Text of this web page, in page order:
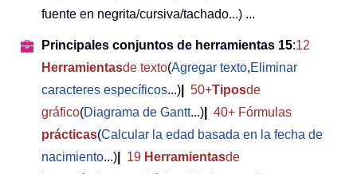
fuente en negrita/cursiva/tachado...) ...
Principales conjuntos de herramientas 15:12
Herramientasde texto(Agregar texto,Eliminar
caracteres específicos...) 50+Tiposde
gráfico(Diagrama de Gantt...)
40+ Fórmulas
prácticas(Calcular la edad basada en la fecha de
nacimiento...) 19 Herramientasde